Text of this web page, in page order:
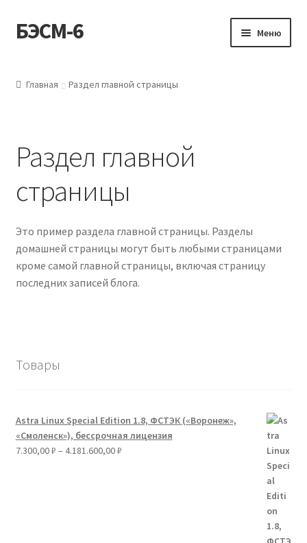
Перейти
к
Перейти
к
БЭСМ-6 Меню
Контакты
Мой аккаунт
Главная Раздел главной страницы
Раздел главной
страницы
Это пример раздела главной страницы. Разделы
домашней страницы могут быть любыми страницами
кроме самой главной страницы, включая страницу
последних записей блога.
Товары
Astra Linux Special Edition 1.8, ФСТЭК («Воронеж»,
«Смоленск»), бессрочная лицензия
7.300,00₽ – 4.181.600,00₽Диапазон